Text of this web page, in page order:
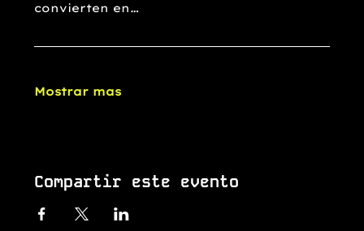
convierten en…
Mostrar mas
Compartir este evento